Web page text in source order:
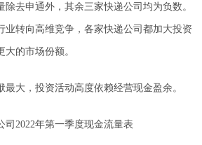
去申通外，其余三家快递公司均为负数。
业转向高维竞争，各家快递公司都加大投资
的市场份额。
大，投资活动高度依赖经营现金盈余。
司2022年第一季度现金流量表